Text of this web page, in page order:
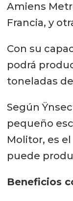
Amiens
Francia, y
Con su
podrá
toneladas
Según
pequeño
Molitor, es
puede
Beneficios